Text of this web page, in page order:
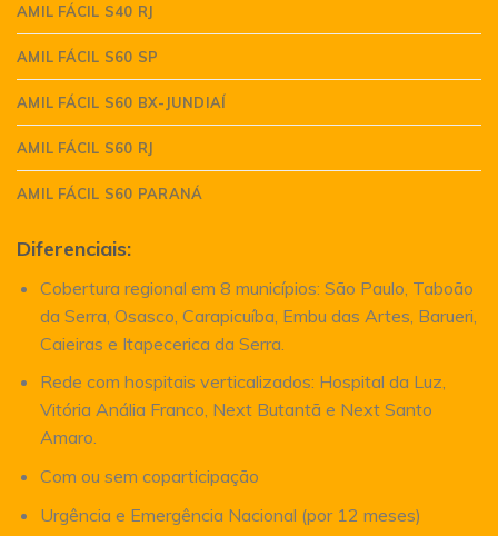
AMIL FÁCIL S40 RJ
AMIL FÁCIL S60 SP
AMIL FÁCIL S60 BX-JUNDIAÍ
AMIL FÁCIL S60 RJ
AMIL FÁCIL S60 PARANÁ
Diferenciais:
Cobertura regional em 8 municípios: São Paulo, Taboão
da Serra, Osasco, Carapicuíba, Embu das Artes, Barueri,
Caieiras e Itapecerica da Serra.
Rede com hospitais verticalizados: Hospital da Luz,
Vitória Anália Franco, Next Butantã e Next Santo
Amaro.
Com ou sem coparticipação
Urgência e Emergência Nacional (por 12 meses)